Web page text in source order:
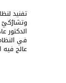
تفنيد
وتشارُكيّ
الدكتور
عالج